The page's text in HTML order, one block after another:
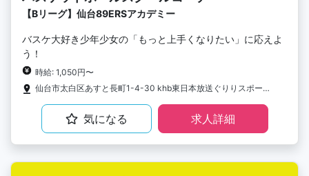
【Bリーグ】仙台89ERSアカデミー
バスケ大好き少年少女の「もっと上手くなりたい」に応えよ
う！
時給: 1,050円〜
仙台市太白区あすと長町1-4-30 ​khb東日本放送ぐりりスポーツパークD103
気になる 求人詳細